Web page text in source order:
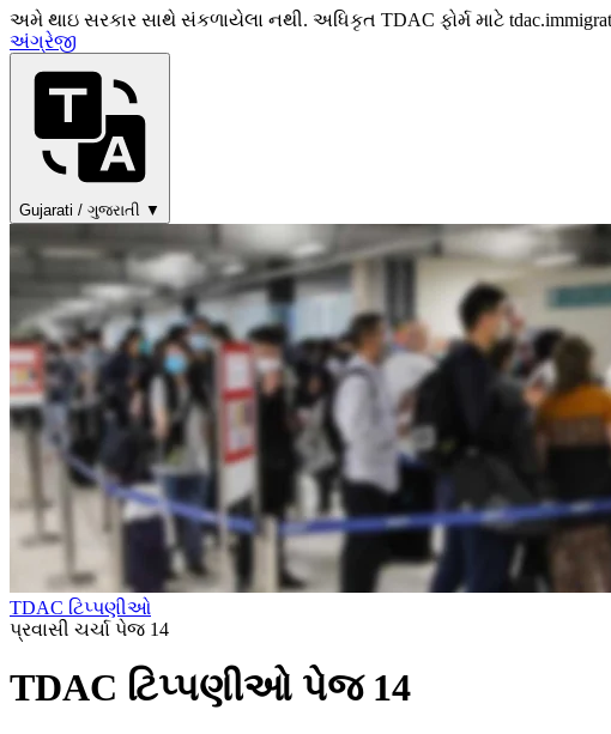
અમે થાઇ સરકાર સાથે સંકળાયેલા નથી. અધિકૃત TDAC ફોર્મ માટે
અંગ્રેજી
Gujarati / ગુજરાતી ▼
TDAC ટિપ્પણીઓ
પ્રવાસી ચર્ચા પેજ 14
TDAC ટિપ્પણીઓ પેજ 14